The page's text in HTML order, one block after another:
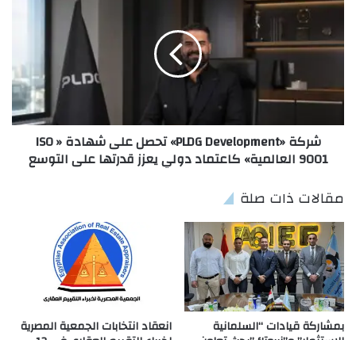
شركة «PLDG Development» تحصل على شهادة « ISO
9001 العالمية» كاعتماد دولي يعزز قدرتها على التوسع
مقالات ذات صلة
بمشاركة قيادات “السلمانية انعقاد انتخابات الجمعية المصرية